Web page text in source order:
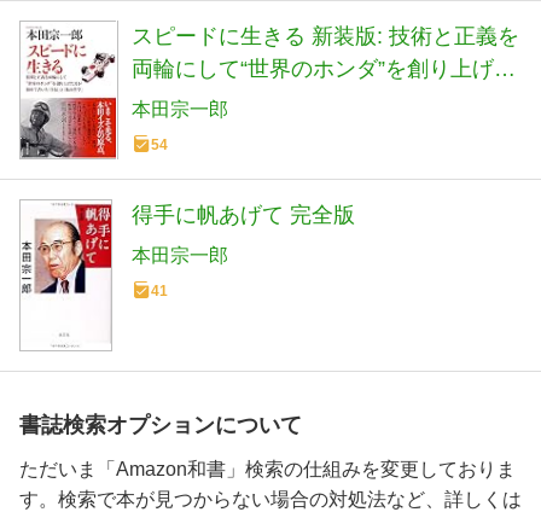
スピードに生きる 新装版: 技術と正義を
両輪にして“世界のホンダ”を創り上げた
男がはじめて書いた「自伝」と「
本田宗一郎
54
得手に帆あげて 完全版
本田宗一郎
41
書誌検索オプションについて
ただいま「Amazon和書」検索の仕組みを変更しておりま
す。検索で本が見つからない場合の対処法など、詳しくは